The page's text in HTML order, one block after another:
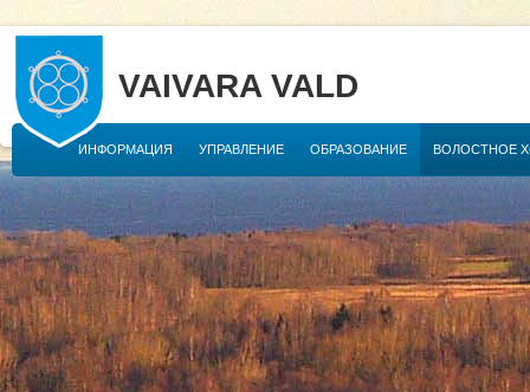
VAIVARA VALD
ИНФОРМАЦИЯ УПРАВЛЕНИЕ ОБРАЗОВАНИЕ ВОЛОСТНОЕ